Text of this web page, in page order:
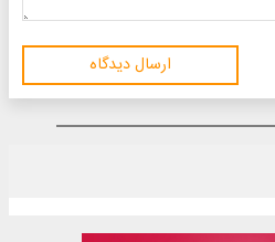
ارسال دیدگاه